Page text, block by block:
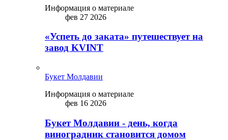
Информация о материале
фев 27 2026
«Успеть до заката» путешествует на
завод KVINT
Букет Молдавии
Информация о материале
фев 16 2026
Букет Молдавии - день, когда
виноградник становится домом